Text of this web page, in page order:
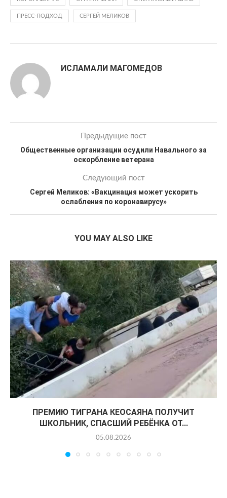
ПРЕСС-ПОДХОД СЕРГЕЙ МЕЛИКОВ
ИСЛАМАЛИ МАГОМЕДОВ
Предыдущие пост
Общественные организации осудили Навального за
оскорбление ветерана
Следующий пост
Сергей Меликов: «Вакцинация может ускорить
ослабления по коронавирусу»
YOU MAY ALSO LIKE
ПРЕМИЮ ТИГРАНА КЕОСАЯНА ПОЛУЧИТ
ШКОЛЬНИК, СПАСШИЙ РЕБЁНКА ОТ...
05.08.2026